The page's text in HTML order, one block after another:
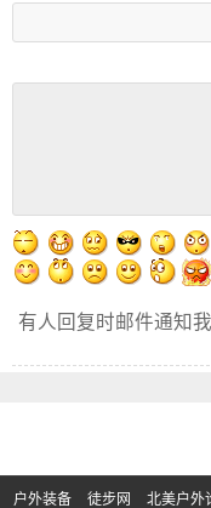
有人回复时邮件通知我
户外装备 徒步网 北美户外